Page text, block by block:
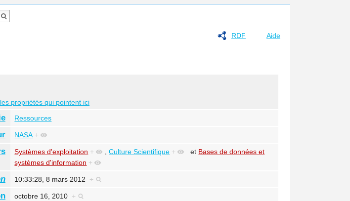
RDF Aide
propriétés qui pointent ici
Ressources
NASA +
Systèmes d'exploitation + ,Culture Scientifique + et Bases de données et
systèmes d'information +
10:33:28, 8 mars 2012 +
octobre 16, 2010 +